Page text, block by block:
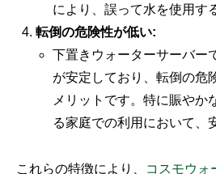
により、誤って水を使用す
転倒の危険性が低い:
下置きウォーターサーバー
が安定しており、転倒の危
メリットです。特に賑やか
る家庭での利用において、
これらの特徴により、 コスモウォ